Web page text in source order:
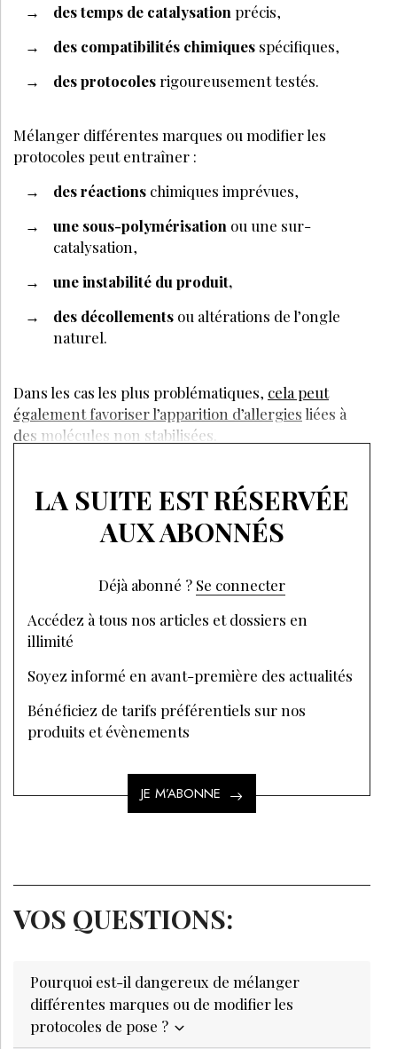
des temps de catalysation précis,
des compatibilités chimiques spécifiques,
des protocoles rigoureusement testés.
Mélanger différentes marques ou modifier les
protocoles peut entraîner :
des réactions chimiques imprévues,
une sous-polymérisation ou une sur-
catalysation,
une instabilité du produit,
des décollements ou altérations de l’ongle
naturel.
Dans les cas les plus problématiques, cela peut
également favoriser l’apparition d’allergies liées à
des molécules non stabilisées.
LA SUITE EST RÉSERVÉE
AUX ABONNÉS
Déjà abonné ? Se connecter
Accédez à tous nos articles et dossiers en
illimité
Soyez informé en avant-première des actualités
Bénéficiez de tarifs préférentiels sur nos
produits et évènements
JE M’ABONNE
VOS QUESTIONS:
Pourquoi est-il dangereux de mélanger
différentes marques ou de modifier les
protocoles de pose ?